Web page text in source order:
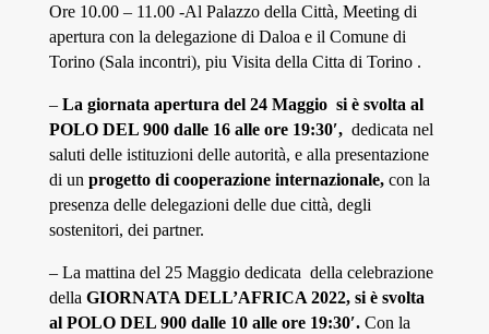
Ore 10.00 – 11.00 -Al Palazzo della Città, Meeting di
apertura con la delegazione di Daloa e il Comune di
Torino (Sala incontri), piu Visita della Citta di Torino .
– La giornata apertura del 24Maggio si è svolta al
POLO DEL 900 dalle 16 alle ore 19:30′, dedicata nel
saluti delle istituzioni delle autorità, e alla presentazione
di un progetto di cooperazione internazionale,con la
presenza delle delegazioni delle due città, degli
sostenitori, dei partner.
– La mattina del 25 Maggio dedicata della celebrazione
della GIORNATA DELL’AFRICA 2022, si è svolta
al POLO DEL 900 dalle 10 alle ore 19:30′. Con la